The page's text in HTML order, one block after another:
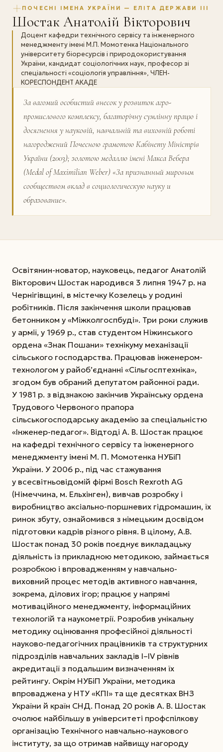
ПОЧЕСНІ ІМЕНА УКРАЇНИ — ЕЛІТА ДЕРЖАВИ III
Шостак Анатолій Вікторович
Доцент кафедри технічного сервісу та інженерного
менеджменту імені М.П. Момотенка Національного
університету біоресурсів і природокористування
України, кандидат соціологічних наук, професор зі
спеціальності «соціологія управління», ЧЛЕН-
КОРЕСПОНДЕНТ АКАДЕ
За вагомий особистий внесок у розвиток агро­
промислового комплексу, багаторічну сумлінну працю і
досягнення у науковій, навчальній та виховній роботі
нагороджений Почес­ною грамотою Кабінету Міністрів
України (2003); золотою медаллю імені Макса Вебера
(Medal of Maximi­lian Weber) «За признанный мировым
сообществом вклад в социологическую науку и
образование».
Освітянин-новатор, науковець, педагог Ана­толій
Вікторович Шостак народився 3 лип­ня 1947 р. на
Чернігівщині, в містечку Козелець у родині
робітників. Після закінчення школи працював
бетонником у «Міжколгоспбуді». Три роки служив
у армії, у 1969 р., став студентом Ніжинського
ордена «Знак Пошани» технікуму механізації
сільського господарства. Працював інженером-
технологом у райоб’єднанні «Сільгосптехніка»,
згодом був обраний депутатом районної ради.
У 1981 р. з відзнакою закінчив Українську ордена
Трудового Червоного прапора
сільськогосподарську академію за спеціальністю
«Інженер-педагог». Відтоді А. В. Шостак працює
на кафедрі технічного сервісу та інженерного
менеджменту імені М. П. Момотенка НУБіП
України. У 2006 р., під час стажування
у всесвітньовідомій фірмі Bosch Rexroth AG
(Німеччина, м. Ельхінген), вивчав розробку і
виробництво аксіально-поршневих гідромашин, їх
ринок збуту, ознайомився з німецьким досвідом
підготовки кадрів різного рівня. В цілому, А.В.
Шостак понад 30 років поєднує викладацьку
діяльність із прикладною методикою, займається
розробкою і впровадженням у навчально-
виховний процес методів активного навчання,
зокрема, ділових ігор; працює у напрямі
мотиваційного менеджменту, інформаційних
технологій та наукомет­рії. Розробив унікальну
методику оцінювання професійної діяльності
науково-педагогічних працівників та структурних
підрозділів навчальних закладів І–ІV рівнів
акредитації з подальшим визначенням їх
рейтингу. Окрім НУБіП України, методика
впроваджена у НТУ «КПІ» та ще десятках ВНЗ
України й країн СНД. Понад 20 років А. В. Шостак
очолює найбільшу в університеті профспілкову
організацію Технічного навчально-наукового
інституту, за що отримав найвищу нагороду